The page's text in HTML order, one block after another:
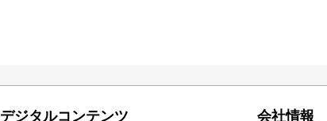
デジタルコンテンツ 会社情報